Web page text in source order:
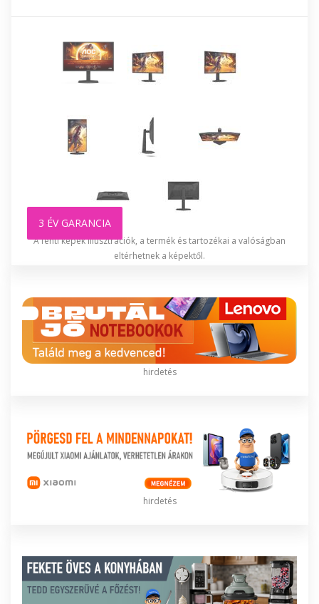
3 ÉV GARANCIA
A fenti képek illusztrációk, a termék és tartozékai a valóságban
eltérhetnek a képektől.
hirdetés
hirdetés